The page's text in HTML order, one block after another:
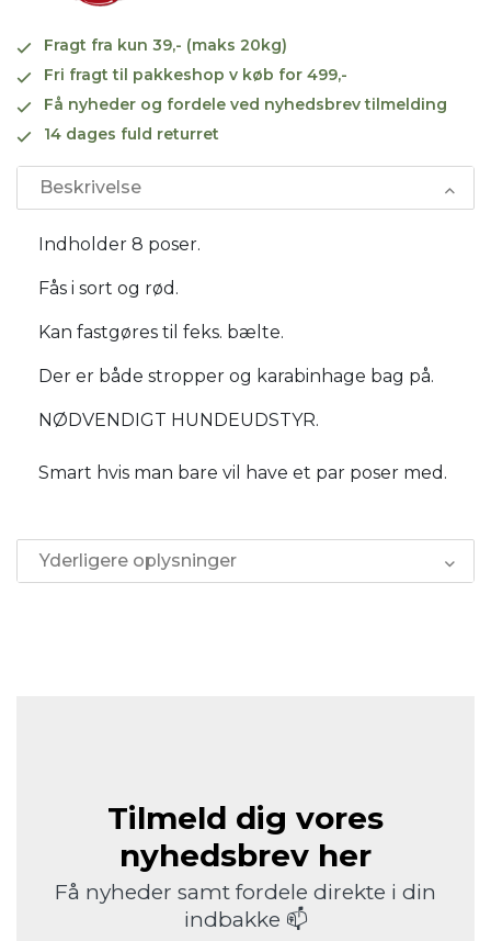
Fragt fra kun 39,- (maks 20kg)
Fri fragt til pakkeshop v køb for 499,-
Få nyheder og fordele ved nyhedsbrev tilmelding
14 dages fuld returret
Beskrivelse
Indholder 8 poser.
Fås i sort og rød.
Kan fastgøres til feks. bælte.
Der er både stropper og karabinhage bag på.
NØDVENDIGT HUNDEUDSTYR.
Smart hvis man bare vil have et par poser med.
Yderligere oplysninger
Tilmeld dig vores
nyhedsbrev her
Få nyheder samt fordele direkte i din
indbakke 📫